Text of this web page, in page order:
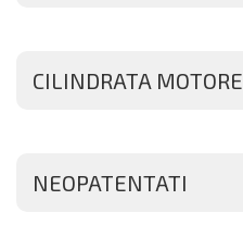
CILINDRATA MOTORE
NEOPATENTATI